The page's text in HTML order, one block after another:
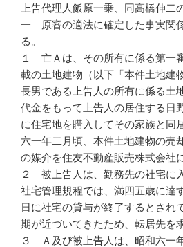
上告代理人飯原一乗、同高橋伸二
一 原審の適法に確定した事実関
る。
１ 亡Ａは、その所有に係る第一
載の土地建物（以下「本件土地建
長男である上告人の所有に係る土
代金をもって上告人の居住する日
に住宅地を購入してその家族と同
六一年二月頃、本件土地建物の売
の媒介を住友不動産販売株式会社
２ 被上告人は、勤務先の社宅に
社宅管理規程では、満四五歳に達
日に社宅の貸与が終了するとされ
期が近づいてきたため、転居先を
３ Ａ及び被上告人は、昭和六一